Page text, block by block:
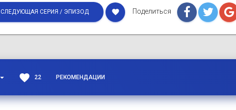
СЛЕДУЮЩАЯ СЕРИЯ / ЭПИЗОД favorite Поделиться
favorite 22 РЕКОМЕНДАЦИИ